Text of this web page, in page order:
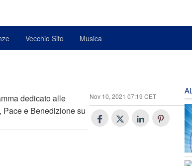
Vecchio Sito Musica
dedicato alle
e Benedizione su
Nov 10, 2021 07:19 CET